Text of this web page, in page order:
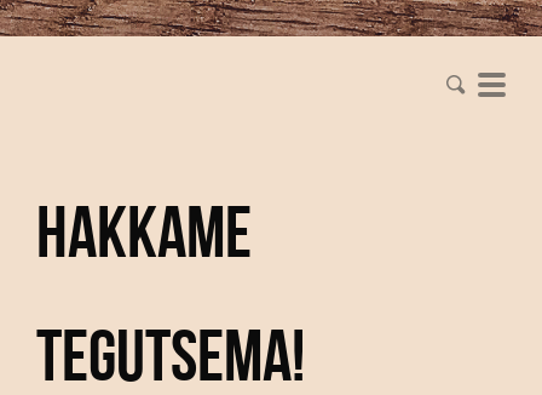
Hakkame
tegutsema!